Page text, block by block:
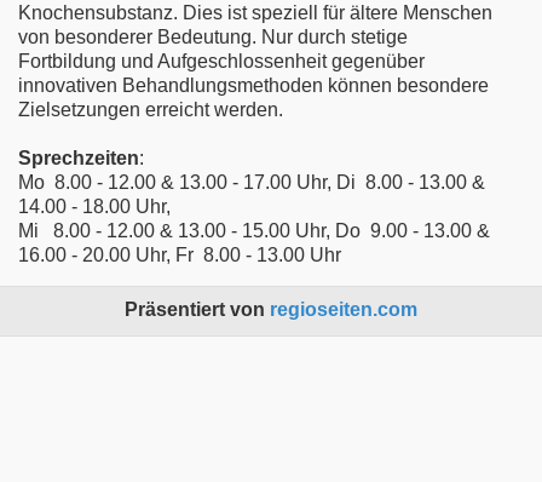
Knochensubstanz. Dies ist speziell für ältere Menschen
von besonderer Bedeutung. Nur durch stetige
Fortbildung und Aufgeschlossenheit gegenüber
innovativen Behandlungsmethoden können besondere
Zielsetzungen erreicht werden.
Sprechzeiten:
Mo 8.00 - 12.00 & 13.00 - 17.00 Uhr, Di 8.00 - 13.00 &
14.00 - 18.00 Uhr,
Mi 8.00 - 12.00 & 13.00 - 15.00 Uhr, Do 9.00 - 13.00 &
16.00 - 20.00 Uhr, Fr 8.00 - 13.00 Uhr
Präsentiert von regioseiten.com